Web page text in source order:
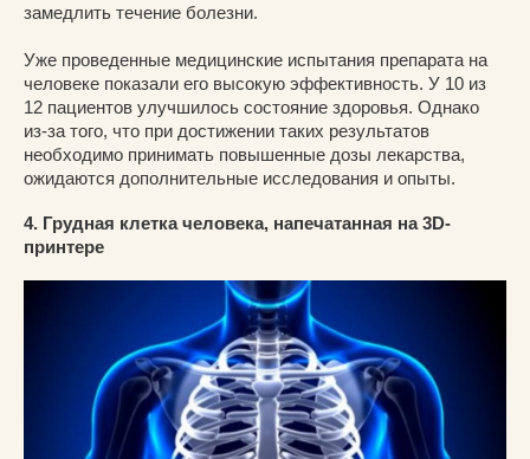
замедлить течение болезни.
Уже проведенные медицинские испытания препарата на
человеке показали его высокую эффективность. У 10 из
12 пациентов улучшилось состояние здоровья. Однако
из-за того, что при достижении таких результатов
необходимо принимать повышенные дозы лекарства,
ожидаются дополнительные исследования и опыты.
4. Грудная клетка человека, напечатанная на 3D-
принтере